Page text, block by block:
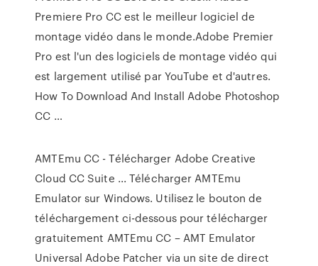
Premiere Pro CC est le meilleur logiciel de
montage vidéo dans le monde.Adobe Premier
Pro est l'un des logiciels de montage vidéo qui
est largement utilisé par YouTube et d'autres.
How To Download And Install Adobe Photoshop
CC …
AMTEmu CC - Télécharger Adobe Creative
Cloud CC Suite ... Télécharger AMTEmu
Emulator sur Windows. Utilisez le bouton de
téléchargement ci-dessous pour télécharger
gratuitement AMTEmu CC – AMT Emulator
Universal Adobe Patcher via un site de direct